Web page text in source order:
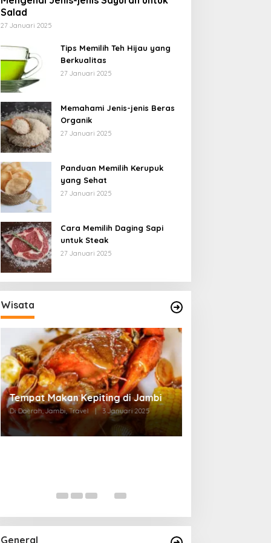
Salad
27 Januari 2025
Tips Memilih Teh Hijau yang
Berkualitas
27 Januari 2025
Memahami Jenis-jenis Beras
Organik
27 Januari 2025
Panduan Memilih Kerupuk
yang Sehat
27 Januari 2025
Cara Memilih Daging Sapi
untuk Steak
27 Januari 2025
Wisata
Tempat Makan di Thehok Jambi
Di Daerah, Jambi, Travel | 3 Januari 2025
General